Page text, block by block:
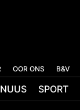
OOR ONS B&V
NUUS SPORT